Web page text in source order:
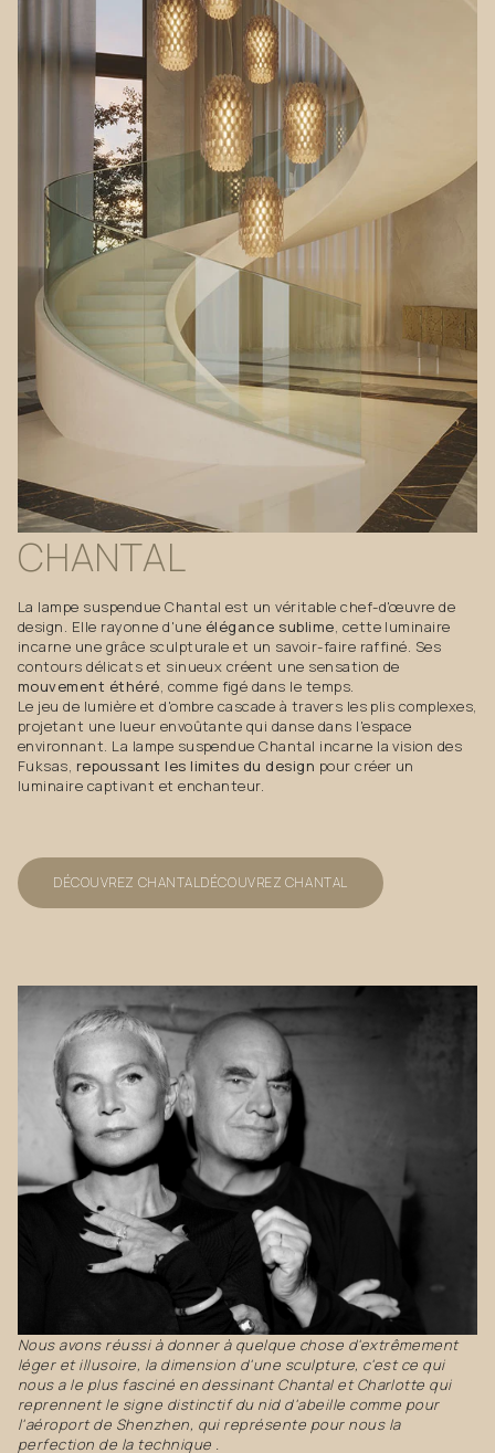
CHANTAL
La lampe suspendue Chantal est un véritable chef-d'œuvre de
design. Elle rayonne d'une élégance sublime, cette luminaire
incarne une grâce sculpturale et un savoir-faire raffiné. Ses
contours délicats et sinueux créent une sensation de
mouvement éthéré, comme figé dans le temps.
Le jeu de lumière et d'ombre cascade à travers les plis complexes,
projetant une lueur envoûtante qui danse dans l'espace
environnant. La lampe suspendue Chantal incarne la vision des
Fuksas, repoussant les limites du design pour créer un
luminaire captivant et enchanteur.
DÉCOUVREZ CHANTALDÉCOUVREZ CHANTAL
Nous avons réussi à donner à quelque chose d'extrêmement
léger et illusoire, la dimension d'une sculpture, c'est ce qui
nous a le plus fasciné en dessinant Chantal et Charlotte qui
reprennent le signe distinctif du nid d'abeille comme pour
l'aéroport de Shenzhen, qui représente pour nous la
perfection de la technique .